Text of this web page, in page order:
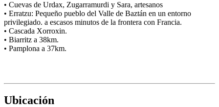
• Cuevas de Urdax, Zugarramurdi y Sara, artesanos
• Erratzu: Pequeño pueblo del Valle de Baztán en un entorno
privilegiado. a escasos minutos de la frontera con Francia.
• Cascada Xorroxin.
• Biarritz a 38km.
• Pamplona a 37km.
Ubicación